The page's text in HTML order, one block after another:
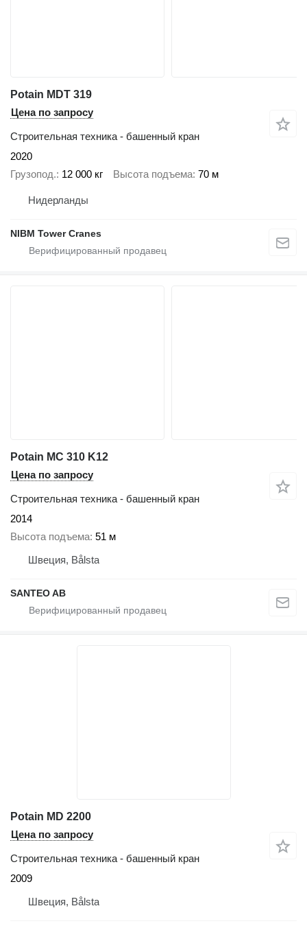
Potain MDT 319
Цена по запросу
Строительная техника - башенный кран
2020
Грузопод. 12 000 кг Высота подъема 70 м
Нидерланды
NIBM Tower Cranes
Potain MC 310 K12
Цена по запросу
Строительная техника - башенный кран
2014
Высота подъема 51 м
Швеция, Bålsta
SANTEO AB
Potain MD 2200
Цена по запросу
Строительная техника - башенный кран
2009
Швеция, Bålsta